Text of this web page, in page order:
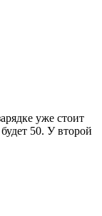
уже стоит
50. У второй